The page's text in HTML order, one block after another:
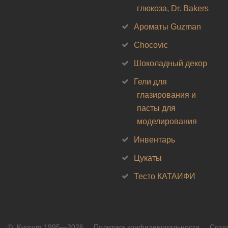
глюкоза, Dr. Bakers
Ароматы Guzman
Chocovic
Шоколадный декор
Гели для
глазирования и
пасты для
моделирования
Инвентарь
Цукаты
Тесто КАТАИФИ